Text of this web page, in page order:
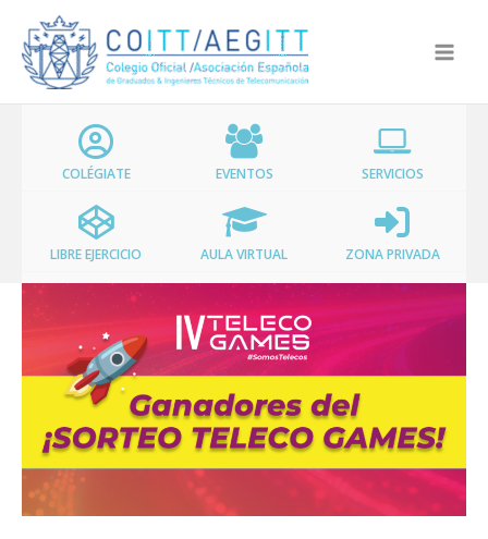
contenido
COLÉGIATE EVENTOS SERVICIOS
LIBRE EJERCICIO AULA VIRTUAL ZONA PRIVADA